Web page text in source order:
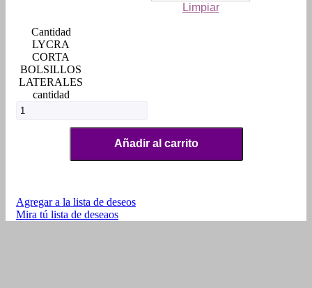
Limpiar
LYCRA
CORTA
BOLSILLOS
LATERALES
cantidad
Añadir al carrito
Agregar a la lista de deseos
Mira tú lista de deseaos